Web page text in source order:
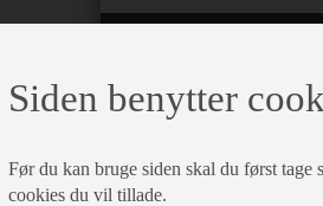
Siden benytter
Før du kan bruge siden skal du først
cookies du vil tillade.